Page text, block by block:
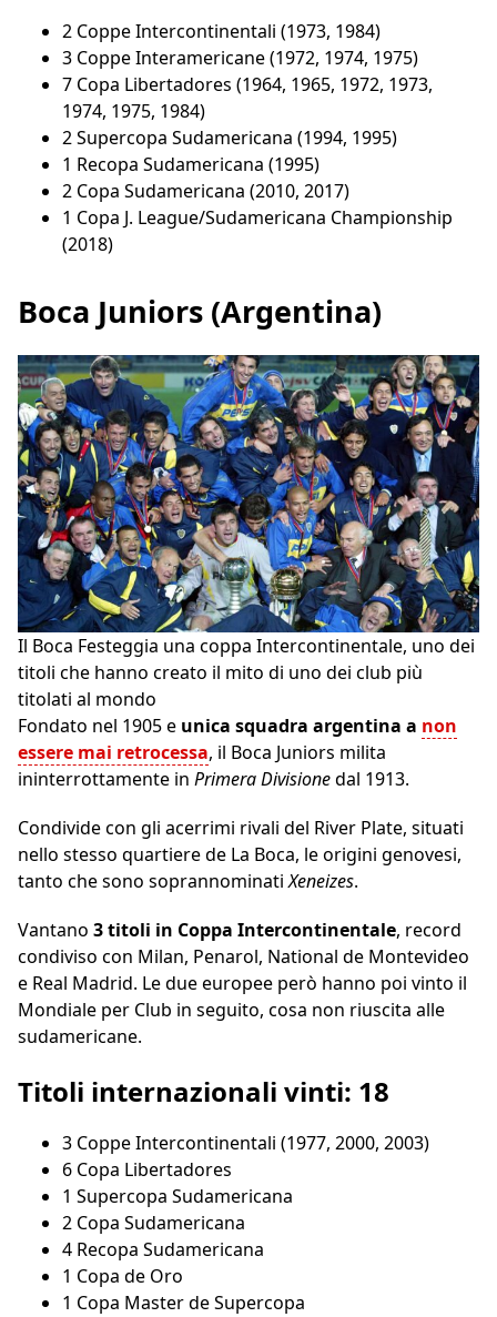
2 Coppe Intercontinentali (1973, 1984)
3 Coppe Interamericane (1972, 1974, 1975)
7 Copa Libertadores (1964, 1965, 1972, 1973,
1974, 1975, 1984)
2 Supercopa Sudamericana (1994, 1995)
1 Recopa Sudamericana (1995)
2 Copa Sudamericana (2010, 2017)
1 Copa J. League/Sudamericana Championship
(2018)
Boca Juniors (Argentina)
Il Boca Festeggia una coppa Intercontinentale, uno dei
titoli che hanno creato il mito di uno dei club più
titolati al mondo
Fondato nel 1905 e unica squadra argentina a non
essere mai retrocessa, il Boca Juniors milita
ininterrottamente in Primera Divisionedal 1913.
Condivide con gli acerrimi rivali del River Plate, situati
nello stesso quartiere de La Boca, le origini genovesi,
tanto che sono soprannominatiXeneizes.
Vantano 3 titoli in Coppa Intercontinentale, record
condiviso con Milan, Penarol, National de Montevideo
e Real Madrid. Le due europee però hanno poi vinto il
Mondiale per Club in seguito, cosa non riuscita alle
sudamericane.
Titoli internazionali vinti: 18
3 Coppe Intercontinentali (1977, 2000, 2003)
6 Copa Libertadores
1 Supercopa Sudamericana
2 Copa Sudamericana
4 Recopa Sudamericana
1 Copa de Oro
1 Copa Master de Supercopa